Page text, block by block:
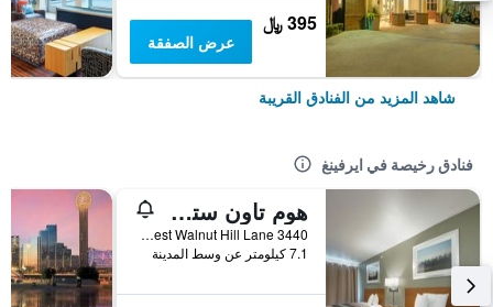
395 ﷼
عرض الصفقة
شاهد المزيد من الفنادق القريبة
فنادق رخيصة في ايرفينغ
هوم تاون ستوديوز باي رد روف دالاس - إرفينج
3440 West Walnut Hill Lane, ايرفينغ, TX, الولايات المتحدة الأميريكية
7.1 كيلومتر عن وسط المدينة